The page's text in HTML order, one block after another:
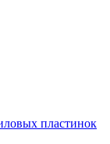
пластинок